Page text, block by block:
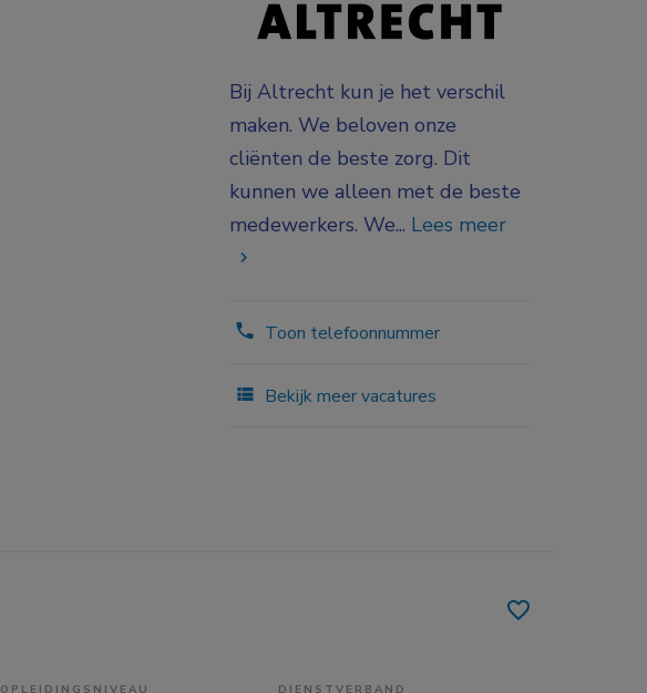
Bij Altrecht kun je het verschil
maken. We beloven onze
cliënten de beste zorg. Dit
kunnen we alleen met de beste
medewerkers. We... Lees meer
Toon telefoonnummer
Bekijk meer vacatures
OPLEIDINGSNIVEAU DIENSTVERBAND